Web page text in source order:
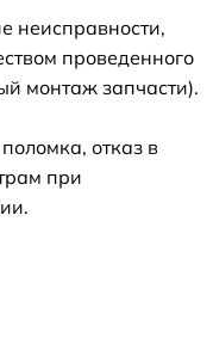
неисправности,
проведенного
монтаж запчасти).
отказ в
при